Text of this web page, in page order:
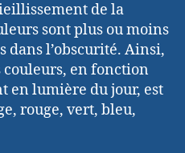
de la
sont plus ou moins
l’obscurité. Ainsi,
couleurs, en fonction
en lumière du jour, est
rouge, vert, bleu,